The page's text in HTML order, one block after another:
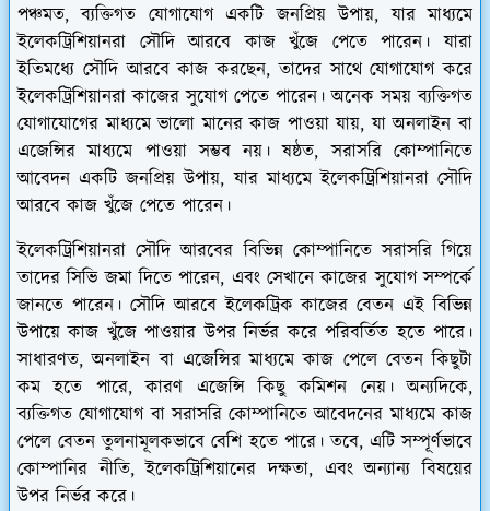
পঞ্চমত, ব্যক্তিগত যোগাযোগ একটি জনপ্রিয় উপায়, যার মাধ্যমে
ইলেকট্রিশিয়ানরা সৌদি আরবে কাজ খুঁজে পেতে পারেন। যারা
ইতিমধ্যে সৌদি আরবে কাজ করছেন, তাদের সাথে যোগাযোগ করে
ইলেকট্রিশিয়ানরা কাজের সুযোগ পেতে পারেন। অনেক সময় ব্যক্তিগত
যোগাযোগের মাধ্যমে ভালো মানের কাজ পাওয়া যায়, যা অনলাইন বা
এজেন্সির মাধ্যমে পাওয়া সম্ভব নয়। ষষ্ঠত, সরাসরি কোম্পানিতে
আবেদন একটি জনপ্রিয় উপায়, যার মাধ্যমে ইলেকট্রিশিয়ানরা সৌদি
আরবে কাজ খুঁজে পেতে পারেন।
ইলেকট্রিশিয়ানরা সৌদি আরবের বিভিন্ন কোম্পানিতে সরাসরি গিয়ে
তাদের সিভি জমা দিতে পারেন, এবং সেখানে কাজের সুযোগ সম্পর্কে
জানতে পারেন। সৌদি আরবে ইলেকট্রিক কাজের বেতন এই বিভিন্ন
উপায়ে কাজ খুঁজে পাওয়ার উপর নির্ভর করে পরিবর্তিত হতে পারে।
সাধারণত, অনলাইন বা এজেন্সির মাধ্যমে কাজ পেলে বেতন কিছুটা
কম হতে পারে, কারণ এজেন্সি কিছু কমিশন নেয়। অন্যদিকে,
ব্যক্তিগত যোগাযোগ বা সরাসরি কোম্পানিতে আবেদনের মাধ্যমে কাজ
পেলে বেতন তুলনামূলকভাবে বেশি হতে পারে। তবে, এটি সম্পূর্ণভাবে
কোম্পানির নীতি, ইলেকট্রিশিয়ানের দক্ষতা, এবং অন্যান্য বিষয়ের
উপর নির্ভর করে।